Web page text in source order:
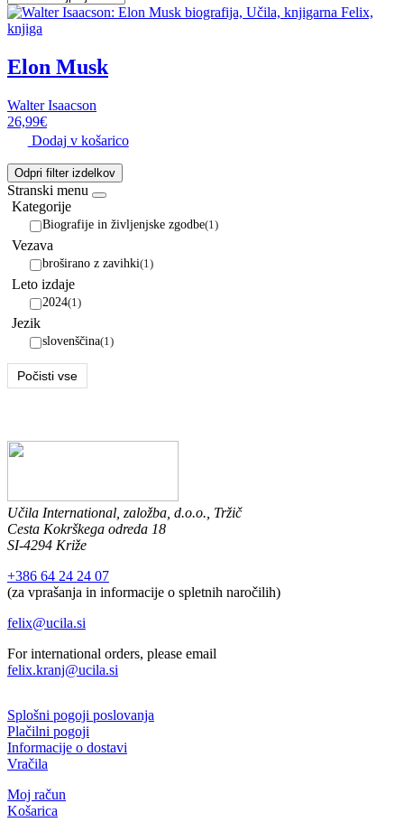
Elon Musk
Walter Isaacson
26,99€
Dodaj v košarico
Odpri filter izdelkov
Stranski menu
Kategorije
Biografije in življenjske zgodbe(1)
Vezava
broširano z zavihki(1)
Leto izdaje
2024(1)
Jezik
slovenščina(1)
Počisti vse
Učila International, založba, d.o.o., Tržič
Cesta Kokrškega odreda 18
SI-4294 Križe
+386 64 24 24 07
(za vprašanja in informacije o spletnih naročilih)
felix@ucila.si
For international orders, please email
felix.kranj@ucila.si
Splošni pogoji poslovanja
Plačilni pogoji
Informacije o dostavi
Vračila
Moj račun
Košarica